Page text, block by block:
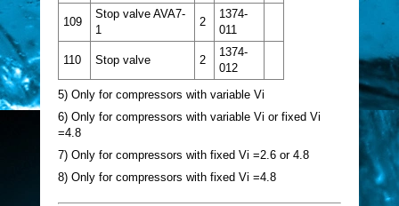
109
Stop valve AVA7-
1
2
1374-
011
110 Stop valve 2
1374-
012
5) Only for compressors with variable Vi
6) Only for compressors with variable Vi or fixed Vi
=4.8
7) Only for compressors with fixed Vi =2.6 or 4.8
8) Only for compressors with fixed Vi =4.8